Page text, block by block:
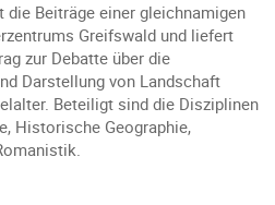
die Beiträge einer gleichnamigen
Greifswald und liefert
zur Debatte über die
Darstellung von Landschaft
Beteiligt sind die Disziplinen
Historische Geographie,